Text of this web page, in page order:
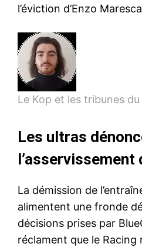
l’éviction d’Enzo
Le Kop et les tribunes
Les ultras
l’asservissement
La démission de
alimentent une fronde
décisions prises par
réclament que le